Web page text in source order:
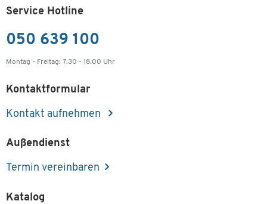
Service Hotline
050 639 100
Montag - Freitag: 7.30 - 18.00 Uhr
Kontaktformular
Kontakt aufnehmen
Außendienst
Termin vereinbaren
Katalog